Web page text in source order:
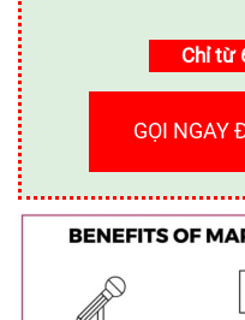
Chỉ từ
GỌI NGAY